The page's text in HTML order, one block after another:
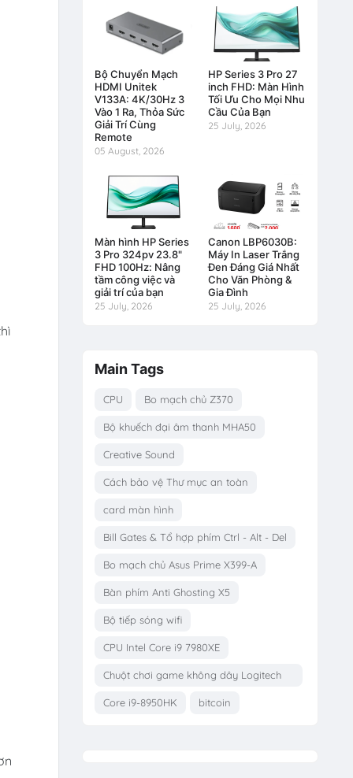
Bộ Chuyển Mạch
HDMI Unitek
V133A: 4K/30Hz 3
Vào 1 Ra, Thỏa Sức
Giải Trí Cùng
Remote
05 August, 2026
HP Series 3 Pro 27
inch FHD: Màn Hình
Tối Ưu Cho Mọi Nhu
Cầu Của Bạn
25 July, 2026
Màn hình HP Series
3 Pro 324pv 23.8"
FHD 100Hz: Nâng
tầm công việc và
giải trí của bạn
25 July, 2026
Canon LBP6030B:
Máy In Laser Trắng
Đen Đáng Giá Nhất
Cho Văn Phòng &
Gia Đình
25 July, 2026
Main Tags
CPU Bo mạch chủ Z370
Bộ khuếch đại âm thanh MHA50
Creative Sound
Cách bảo vệ Thư mục an toàn
card màn hình
Bill Gates & Tổ hợp phím Ctrl - Alt - Del
Bo mạch chủ Asus Prime X399-A
Bàn phím Anti Ghosting X5
Bộ tiếp sóng wifi
CPU Intel Core i9 7980XE
Chuột chơi game không dây Logitech
G703
Core i9-8950HK bitcoin